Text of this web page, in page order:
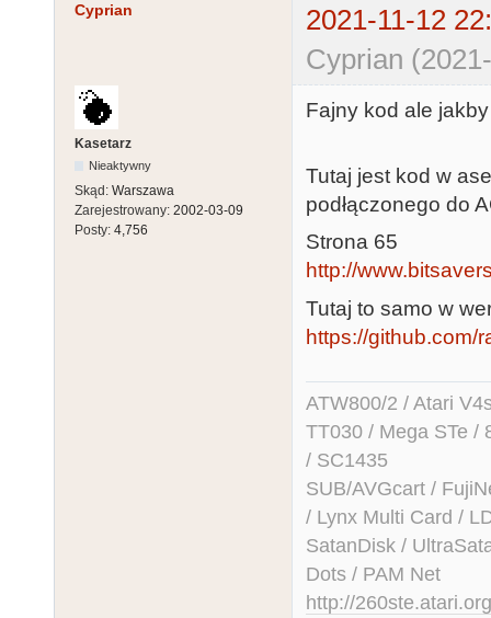
Cyprian
2021-11-12
Cyprian
Kasetarz
Nieaktywny
Skąd: Warszawa
Zarejestrowany: 2002-03-09
Posty: 4,756
Fajny kod ale
Tutaj jest kod w
podłączonego do
Strona 65
http://
Tutaj to samo w
https://github.com/
ATW800/2 / Atari
TT030 / Mega STe /
/ SC1435
SUB/AVGcart /
/ Lynx Multi Card /
SatanDisk /
Dots / PAM Net
http://260ste.atari.org